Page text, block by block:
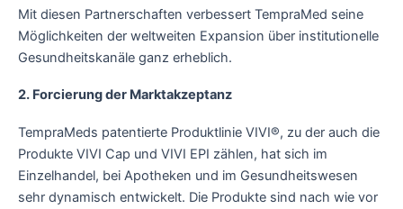
Mit diesen Partnerschaften verbessert TempraMed seine
Möglichkeiten der weltweiten Expansion über institutionelle
Gesundheitskanäle ganz erheblich.
2. Forcierung der Marktakzeptanz
TempraMeds patentierte Produktlinie VIVI®, zu der auch die
Produkte VIVI Cap und VIVI EPI zählen, hat sich im
Einzelhandel, bei Apotheken und im Gesundheitswesen
sehr dynamisch entwickelt. Die Produkte sind nach wie vor